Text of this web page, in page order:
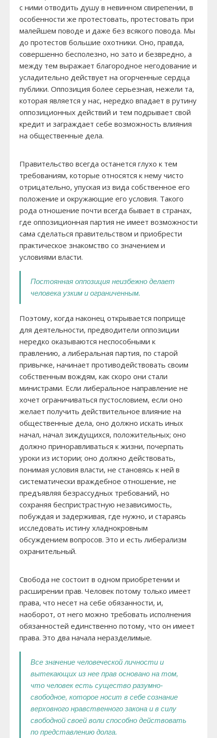
с ними отводить душу в невинном свирепении, в
особенности же протестовать, протестовать при
малейшем поводе и даже без всякого повода. Мы
до протестов большие охотники. Оно, правда,
совершенно бесполезно, но зато и безвредно, а
между тем выражает благородное негодование и
усладительно действует на огорченные сердца
публики. Оппозиция более серьезная, нежели та,
которая является у нас, нередко впадает в рутину
оппозиционных действий и тем подрывает свой
кредит и заграждает себе возможность влияния
на общественные дела.
Правительство всегда останется глухо к тем
требованиям, которые относятся к нему чисто
отрицательно, упуская из вида собственное его
положение и окружающие его условия. Такого
рода отношение почти всегда бывает в странах,
где оппозиционная партия не имеет возможности
сама сделаться правительством и приобрести
практическое знакомство со значением и
условиями власти.
Постоянная оппозиция неизбежно делает
человека узким и ограниченным.
Поэтому, когда наконец открывается поприще
для деятельности, предводители оппозиции
нередко оказываются неспособными к
правлению, а либеральная партия, по старой
привычке, начинает противодействовать своим
собственным вождям, как скоро они стали
министрами. Если либеральное направление не
хочет ограничиваться пустословием, если оно
желает получить действительное влияние на
общественные дела, оно должно искать иных
начал, начал зиждущихся, положительных; оно
должно приноравливаться к жизни, почерпать
уроки из истории; оно должно действовать,
понимая условия власти, не становясь к ней в
систематически враждебное отношение, не
предъявляя безрассудных требований, но
сохраняя беспристрастную независимость,
побуждая и задерживая, где нужно, и стараясь
исследовать истину хладнокровным
обсуждением вопросов. Это и есть либерализм
охранительный.
Свобода не состоит в одном приобретении и
расширении прав. Человек потому только имеет
права, что несет на себе обязанности, и,
наоборот, от него можно требовать исполнения
обязанностей единственно потому, что он имеет
права. Это два начала неразделимые.
Все значение человеческой личности и
вытекающих из нее прав основано на том,
что человек есть существо разумно-
свободное, которое носит в себе сознание
верховного нравственного закона и в силу
свободной своей воли способно действовать
по представлению долга.